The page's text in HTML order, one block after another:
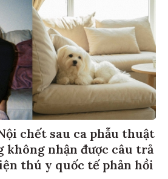
chết sau ca phẫu thuật
không nhận được câu trả
thú y quốc tế phản hồi